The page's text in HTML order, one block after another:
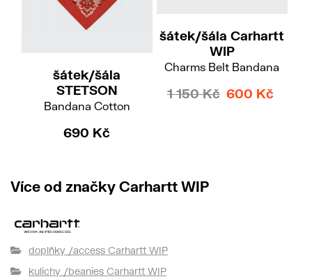
šátek/šála
STETSON
Bandana Cotton
690 Kč
šátek/šála Carhartt
WIP
Charms Belt Bandana
1 150 Kč 600 Kč
Více od značky Carhartt WIP
doplňky /access Carhartt WIP
kulichy /beanies Carhartt WIP